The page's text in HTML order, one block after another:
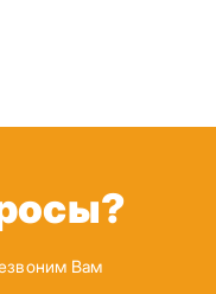
Вам